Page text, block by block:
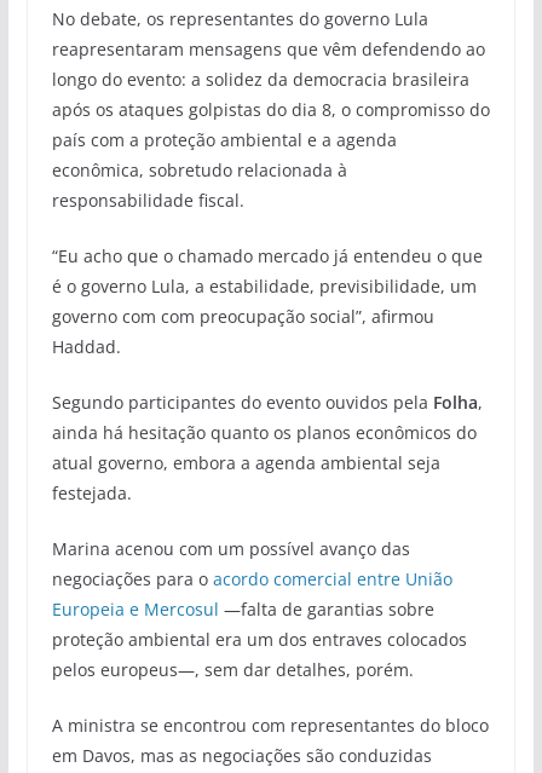
No debate, os representantes do governo Lula
reapresentaram mensagens que vêm defendendo ao
longo do evento: a solidez da democracia brasileira
após os ataques golpistas do dia 8, o compromisso do
país com a proteção ambiental e a agenda
econômica, sobretudo relacionada à
responsabilidade fiscal.
“Eu acho que o chamado mercado já entendeu o que
é o governo Lula, a estabilidade, previsibilidade, um
governo com com preocupação social”, afirmou
Haddad.
Segundo participantes do evento ouvidos pela Folha,
ainda há hesitação quanto os planos econômicos do
atual governo, embora a agenda ambiental seja
festejada.
Marina acenou com um possível avanço das
negociações para o acordo comercial entre União
Europeia e Mercosul —falta de garantias sobre
proteção ambiental era um dos entraves colocados
pelos europeus—, sem dar detalhes, porém.
A ministra se encontrou com representantes do bloco
em Davos, mas as negociações são conduzidas